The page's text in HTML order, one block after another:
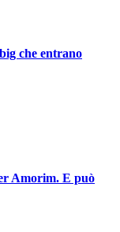
che entrano
Amorim. E può